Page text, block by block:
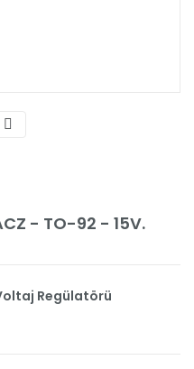
- TO-92 - 15V.
Regülatörü